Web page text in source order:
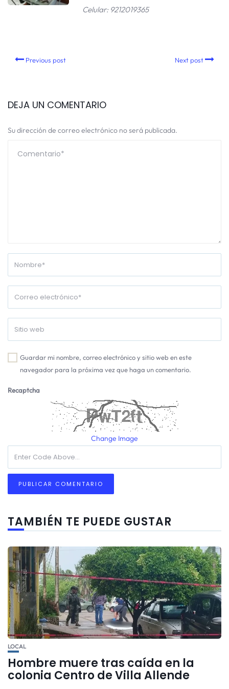
Celular: 9212019365
Previous post Next post
DEJA UN COMENTARIO
Su dirección de correo electrónico no será publicada.
Guardar mi nombre, correo electrónico y sitio web en este
navegador para la próxima vez que haga un comentario.
Recaptcha
Change Image
TAMBIÉN TE PUEDE GUSTAR
LOCAL
Hombre muere tras caída en la
colonia Centro de Villa Allende